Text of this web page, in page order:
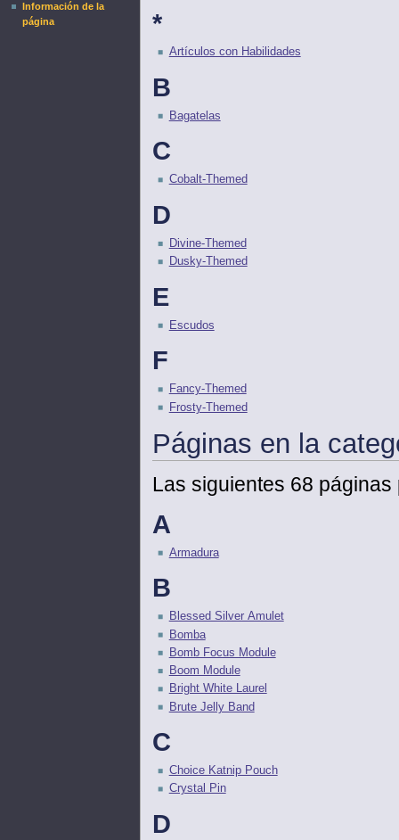
*
Artículos con Habilidades
B
Bagatelas
C
Cobalt-Themed
D
Divine-Themed
Dusky-Themed
E
Escudos
F
Fancy-Themed
Frosty-Themed
Páginas en la
Las siguientes 68
A
Armadura
B
Blessed Silver Amulet
Bomba
Bomb Focus Module
Boom Module
Bright White Laurel
Brute Jelly Band
C
Choice Katnip Pouch
Crystal Pin
D
Información de la
página